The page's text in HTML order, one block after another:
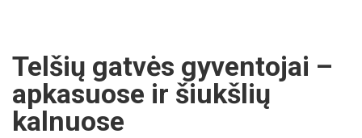
Telšių gatvės gyventojai –
apkasuose ir šiukšlių
kalnuose